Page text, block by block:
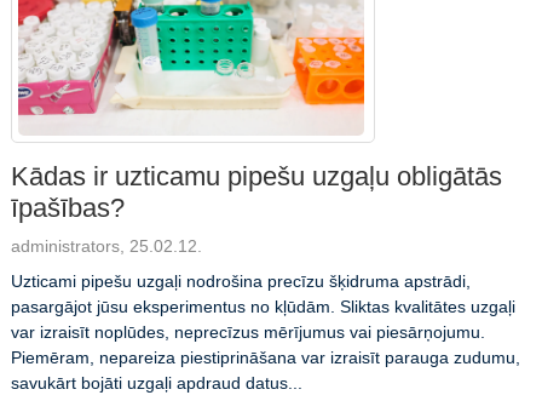
Kādas ir uzticamu pipešu uzgaļu obligātās
īpašības?
administrators, 25.02.12.
Uzticami pipešu uzgaļi nodrošina precīzu šķidruma apstrādi,
pasargājot jūsu eksperimentus no kļūdām. Sliktas kvalitātes uzgaļi
var izraisīt noplūdes, neprecīzus mērījumus vai piesārņojumu.
Piemēram, nepareiza piestiprināšana var izraisīt parauga zudumu,
savukārt bojāti uzgaļi apdraud datus...